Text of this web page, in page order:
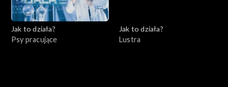
Jak to działa?
Psy pracujące
Jak to działa?
Lustra